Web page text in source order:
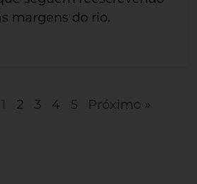
margens do rio.
1 2 3 4 5 Próximo »